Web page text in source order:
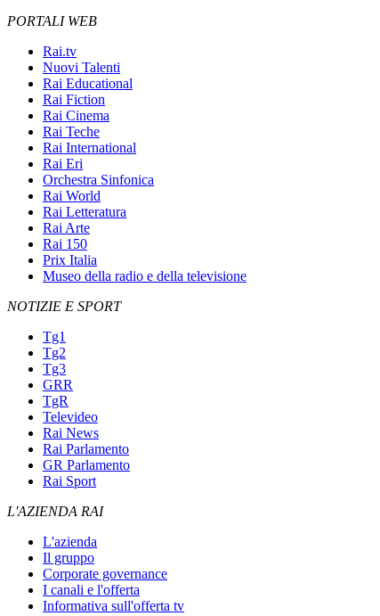
PORTALI WEB
Rai.tv
Nuovi Talenti
Rai Educational
Rai Fiction
Rai Cinema
Rai Teche
Rai International
Rai Eri
Orchestra Sinfonica
Rai World
Rai Letteratura
Rai Arte
Rai 150
Prix Italia
Museo della radio e della televisione
NOTIZIE E SPORT
Tg1
Tg2
Tg3
GRR
TgR
Televideo
Rai News
Rai Parlamento
GR Parlamento
Rai Sport
L'AZIENDA RAI
L'azienda
Il gruppo
Corporate governance
I canali e l'offerta
Informativa sull'offerta tv